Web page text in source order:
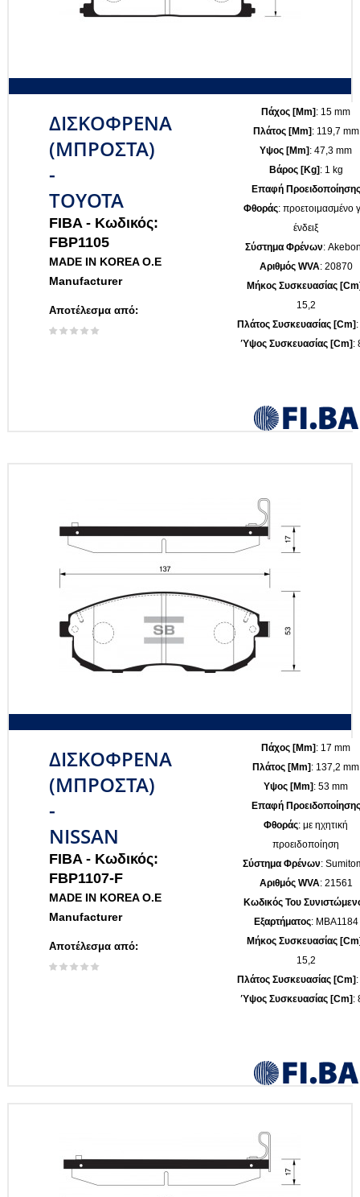
ΔΙΣΚΟΦΡΕΝΑ
(ΜΠΡΟΣΤΑ)
-
TOYOTA
FIBA - Κωδικός:
FBP1105
MADE IN KOREA O.E
Manufacturer
Αποτέλεσμα από:
Πάχος [mm] : 15 mm
Πλάτος [mm] : 119,7 mm
Υψος [mm] : 47,3 mm
Βάρος [kg] : 1 kg
Επαφή Προειδοποίησης
Φθοράς: προετοιμασμένο
ένδειξ
Σύστημα Φρένων:
Αριθμός WVA: 20870
Μήκος Συσκευασίας
15,2
Πλάτος Συσκευασίας [cm]
Ύψος Συσκευασίας [cm] :
ΔΙΣΚΟΦΡΕΝΑ
(ΜΠΡΟΣΤΑ)
-
NISSAN
FIBA - Κωδικός:
FBP1107-F
MADE IN KOREA O.E
Manufacturer
Αποτέλεσμα από:
Πάχος [mm]: 17 mm
Πλάτος [mm]: 137,2 mm
Υψος [mm]: 53 mm
Επαφή Προειδοποίησης
Φθοράς: με ηχητική
προειδοποίηση
Σύστημα Φρένων:
Αριθμός WVA: 21561
Κωδικός Του
Εξαρτήματος: MBA1184
Μήκος Συσκευασίας
15,2
Πλάτος Συσκευασίας [cm]
Ύψος Συσκευασίας [cm]: